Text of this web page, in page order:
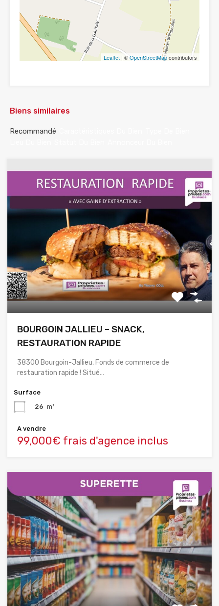
Leaflet | ©OpenStreetMapcontributors
Biens similaires
Recommandé
BOURGOIN JALLIEU – SNACK,
RESTAURATION RAPIDE
38300 Bourgoin-Jallieu, Fonds de commerce de
restauration rapide ! Situé…
Surface
26 m²
A vendre
99,000€ frais d'agence inclus